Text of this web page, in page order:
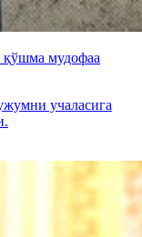
қўшма мудофаа
учаласига